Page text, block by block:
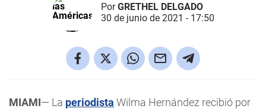
PorGRETHEL DELGADO
30 de junio de 2021 - 17:50
MIAMI— La periodista Wilma Hernández recibió por